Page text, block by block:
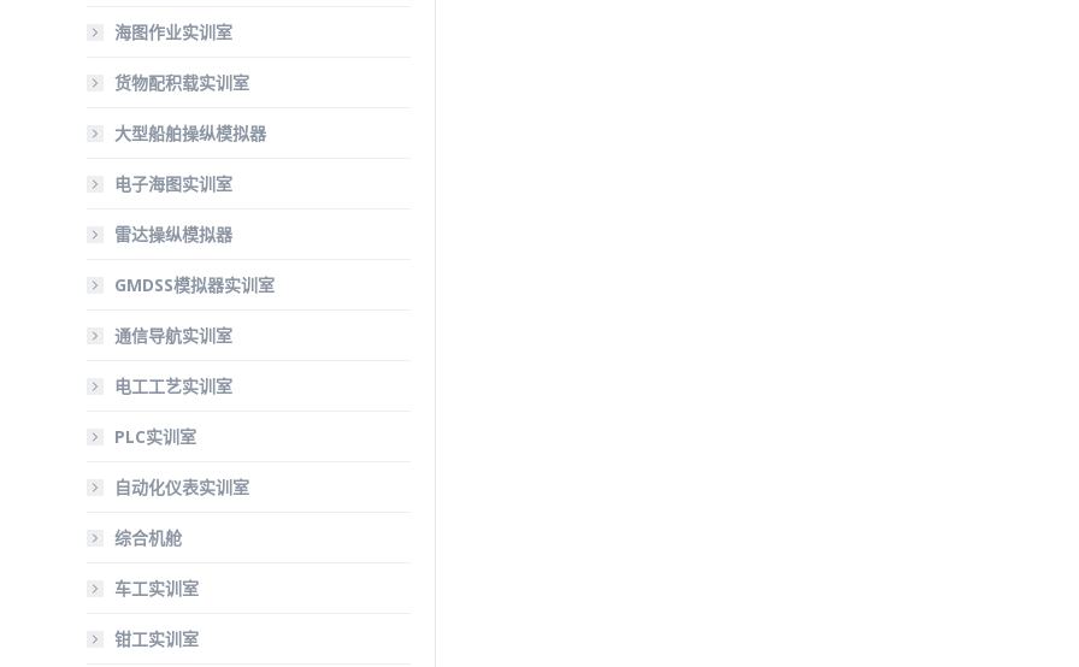
海图作业实训室
货物配积载实训室
大型船舶操纵模拟器
电子海图实训室
雷达操纵模拟器
GMDSS模拟器实训室
通信导航实训室
电工工艺实训室
PLC实训室
自动化仪表实训室
综合机舱
车工实训室
钳工实训室